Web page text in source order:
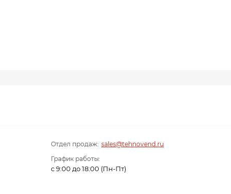
Отдел продаж: sales@tehnovend.ru
График работы:
с 9:00 до 18:00 (Пн-Пт)